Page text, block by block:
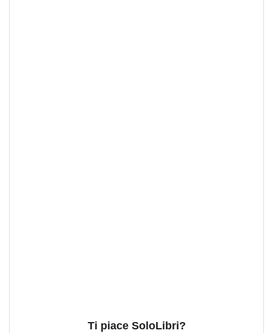
Ti piace SoloLibri?